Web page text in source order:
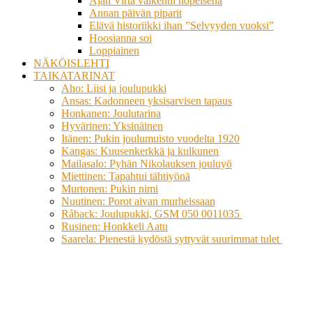
Annan päivän piparit
Elävä historiikki ihan ”Selvyyden vuoksi”
Hoosianna soi
Loppiainen
NÄKÖISLEHTI
TAIKATARINAT
Aho: Liisi ja joulupukki
Ansas: Kadonneen yksisarvisen tapaus
Honkanen: Joulutarina
Hyvärinen: Yksinäinen
Itänen: Pukin joulumuisto vuodelta 1920
Kangas: Kuusenkerkkä ja kulkunen
Mailasalo: Pyhän Nikolauksen jouluyö
Miettinen: Tapahtui tähtiyönä
Murtonen: Pukin nimi
Nuutinen: Porot aivan murheissaan
Råback: Joulupukki, GSM 050 0011035
Rusinen: Honkkeli Aatu
Saarela: Pienestä kydöstä syttyvät suurimmat tulet